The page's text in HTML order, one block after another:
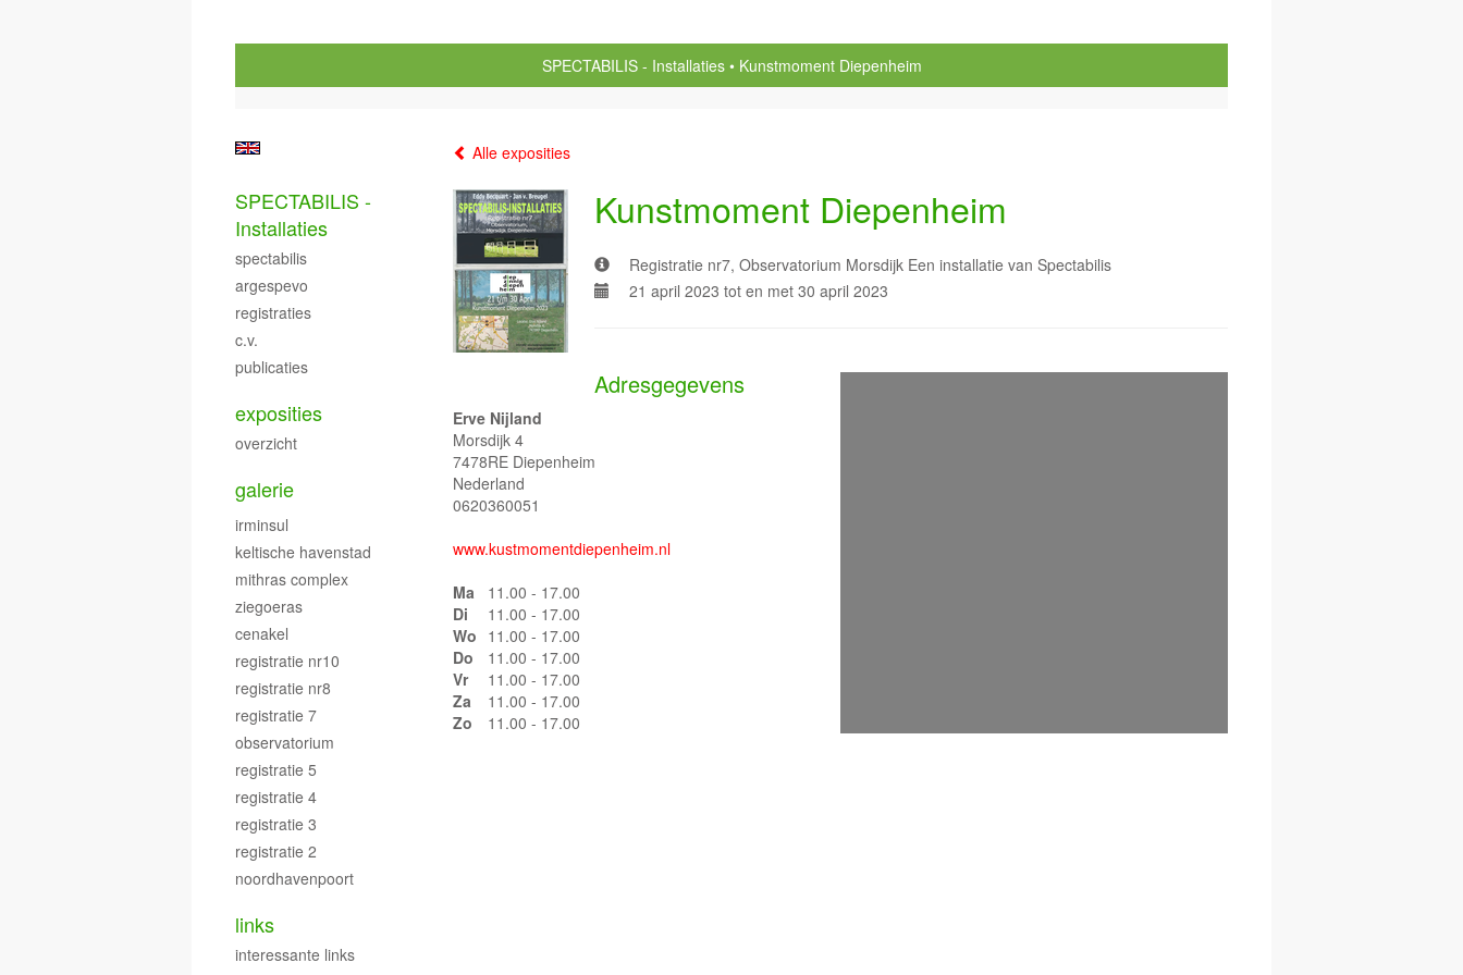
SPECTABILIS - Installaties Kunstmoment Diepenheim
Alle exposities
Kunstmoment Diepenheim
Registratie nr7, Observatorium Morsdijk Een installatie van Spectabilis
21 april 2023 tot en met 30 april 2023
Adresgegevens
Erve Nijland
Morsdijk 4
7478RE Diepenheim
Nederland
0620360051
www.kustmomentdiepenheim.nl
Ma
11.00 - 17.00
Di
11.00 - 17.00
Wo 11.00 - 17.00
Do
11.00 - 17.00
Vr
11.00 - 17.00
Za
11.00 - 17.00
Zo
11.00 - 17.00
SPECTABILIS -
Installaties
spectabilis
argespevo
registraties
c.v.
publicaties
exposities
overzicht
galerie
irminsul
keltische havenstad
mithras complex
ziegoeras
cenakel
registratie nr10
registratie nr8
registratie 7
observatorium
registratie 5
registratie 4
registratie 3
registratie 2
noordhavenpoort
links
interessante links